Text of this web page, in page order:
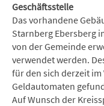
Geschäftsstelle
Das vorhandene
Starnberg Ebersberg
von der Gemeinde
verwendet werden.
für den sich derzeit
Geldautomaten
Auf Wunsch der